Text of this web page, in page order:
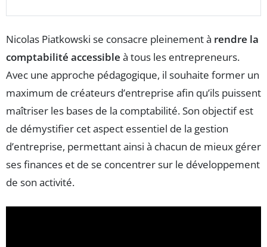
Nicolas Piatkowski se consacre pleinement à rendre la
comptabilité accessible à tous les entrepreneurs.
Avec une approche pédagogique, il souhaite former un
maximum de créateurs d’entreprise afin qu’ils puissent
maîtriser les bases de la comptabilité. Son objectif est
de démystifier cet aspect essentiel de la gestion
d’entreprise, permettant ainsi à chacun de mieux gérer
ses finances et de se concentrer sur le développement
de son activité.